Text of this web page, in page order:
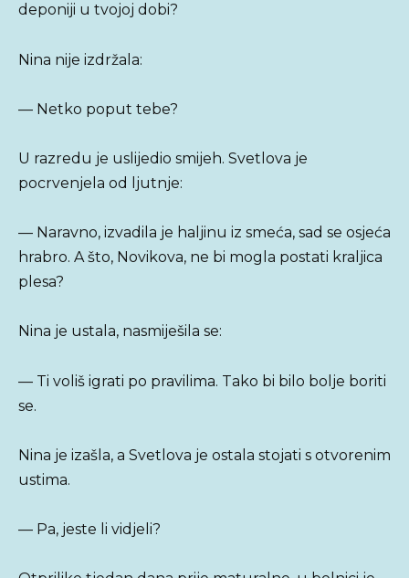
deponiji u tvojoj dobi?
Nina nije izdržala:
— Netko poput tebe?
U razredu je uslijedio smijeh. Svetlova je
pocrvenjela od ljutnje:
— Naravno, izvadila je haljinu iz smeća, sad se osjeća
hrabro. A što, Novikova, ne bi mogla postati kraljica
plesa?
Nina je ustala, nasmiješila se:
— Ti voliš igrati po pravilima. Tako bi bilo bolje boriti
se.
Nina je izašla, a Svetlova je ostala stojati s otvorenim
ustima.
— Pa, jeste li vidjeli?